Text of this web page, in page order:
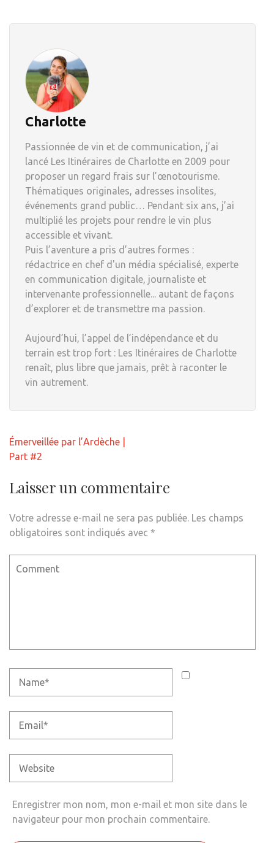
Charlotte
Passionnée de vin et de communication, j’ai
lancé Les Itinéraires de Charlotte en 2009 pour
proposer un regard frais sur l’œnotourisme.
Thématiques originales, adresses insolites,
événements grand public… Pendant six ans, j’ai
multiplié les projets pour rendre le vin plus
accessible et vivant.
Puis l’aventure a pris d’autres formes :
rédactrice en chef d'un média spécialisé, experte
en communication digitale, journaliste et
intervenante professionnelle... autant de façons
d’explorer et de transmettre ma passion.
Aujourd’hui, l’appel de l’indépendance et du
terrain est trop fort : Les Itinéraires de Charlotte
renaît, plus libre que jamais, prêt à raconter le
vin autrement.
Navigation
de
Émerveillée par l’Ardèche |
Part #2
Laisser un commentaire
Votre adresse e-mail ne sera pas publiée. Les champs
obligatoires sont indiqués avec *
Enregistrer mon nom, mon e-mail et mon site dans le
navigateur pour mon prochain commentaire.